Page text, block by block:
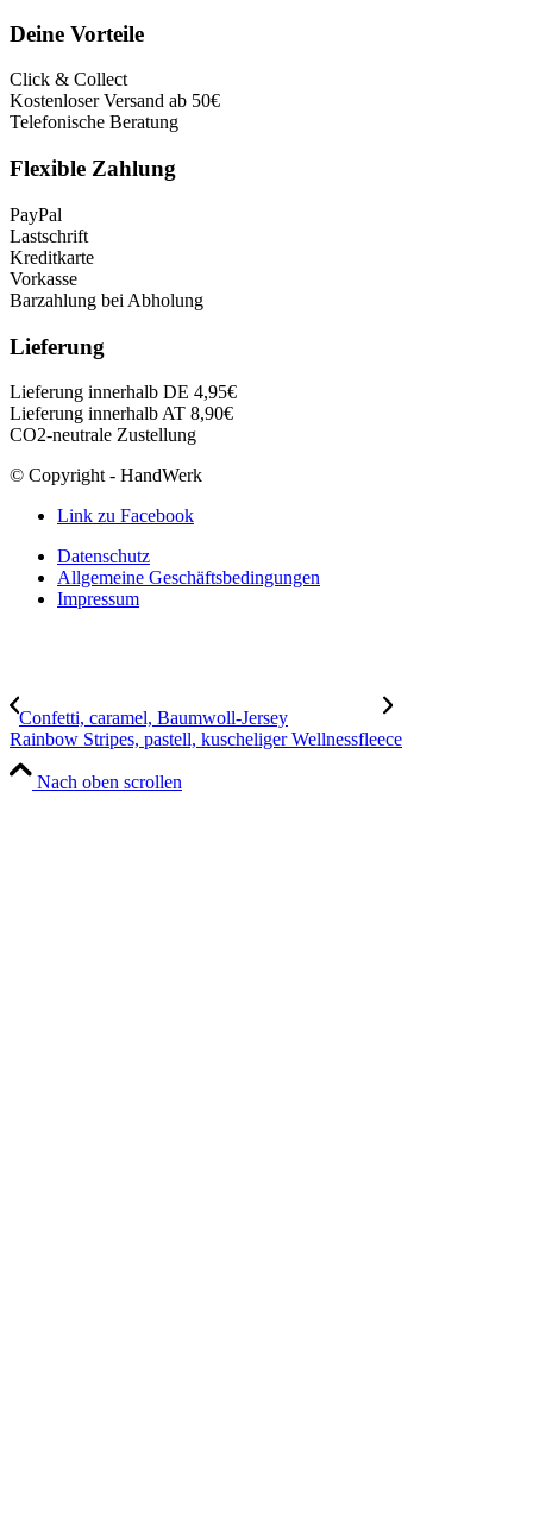
Deine Vorteile
Click & Collect
Kostenloser Versand ab 50€
Telefonische Beratung
Flexible Zahlung
PayPal
Lastschrift
Kreditkarte
Vorkasse
Barzahlung bei Abholung
Lieferung
Lieferung innerhalb DE 4,95€
Lieferung innerhalb AT 8,90€
CO2-neutrale Zustellung
© Copyright - HandWerk
Link zu Facebook
Datenschutz
Allgemeine Geschäftsbedingungen
Impressum
Confetti, caramel, Baumwoll-Jersey
Rainbow Stripes, pastell, kuscheliger Wellnessfleece
Nach oben scrollen